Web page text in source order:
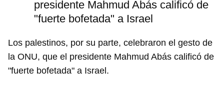
presidente Mahmud Abás calificó de
"fuerte bofetada" a Israel
Los palestinos, por su parte, celebraron el gesto de
la ONU, que el presidente Mahmud Abás calificó de
"fuerte bofetada" a Israel.